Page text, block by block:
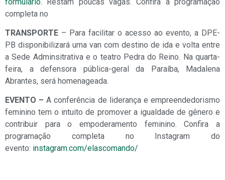
completa no
TRANSPORTE – Para facilitar o acesso ao evento, a DPE-
PB disponibilizará uma van com destino de ida e volta entre
a Sede Adminsitrativa e o teatro Pedra do Reino. Na quarta-
feira, a defensora pública-geral da Paraíba, Madalena
Abrantes, será homenageada.
EVENTO –A conferência de liderança e empreendedorismo
feminino tem o intuito de promover a igualdade de gênero e
contribuir para o empoderamento feminino. Confira a
programação completa no Instagram do
evento: instagram.com/elascomando/